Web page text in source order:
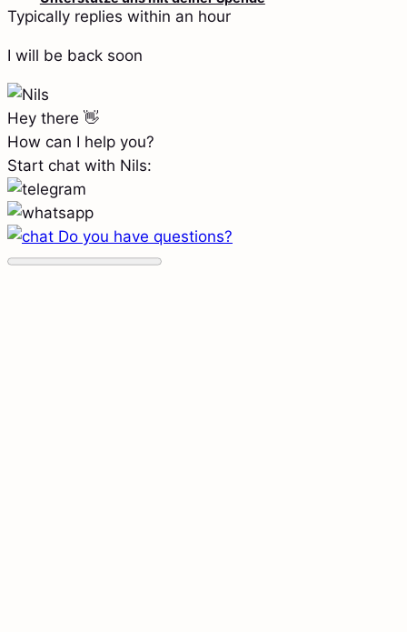
Typically replies within an hour
I will be back soon
Hey there 👋
How can I help you?
Start chat with Nils:
Do you have questions?